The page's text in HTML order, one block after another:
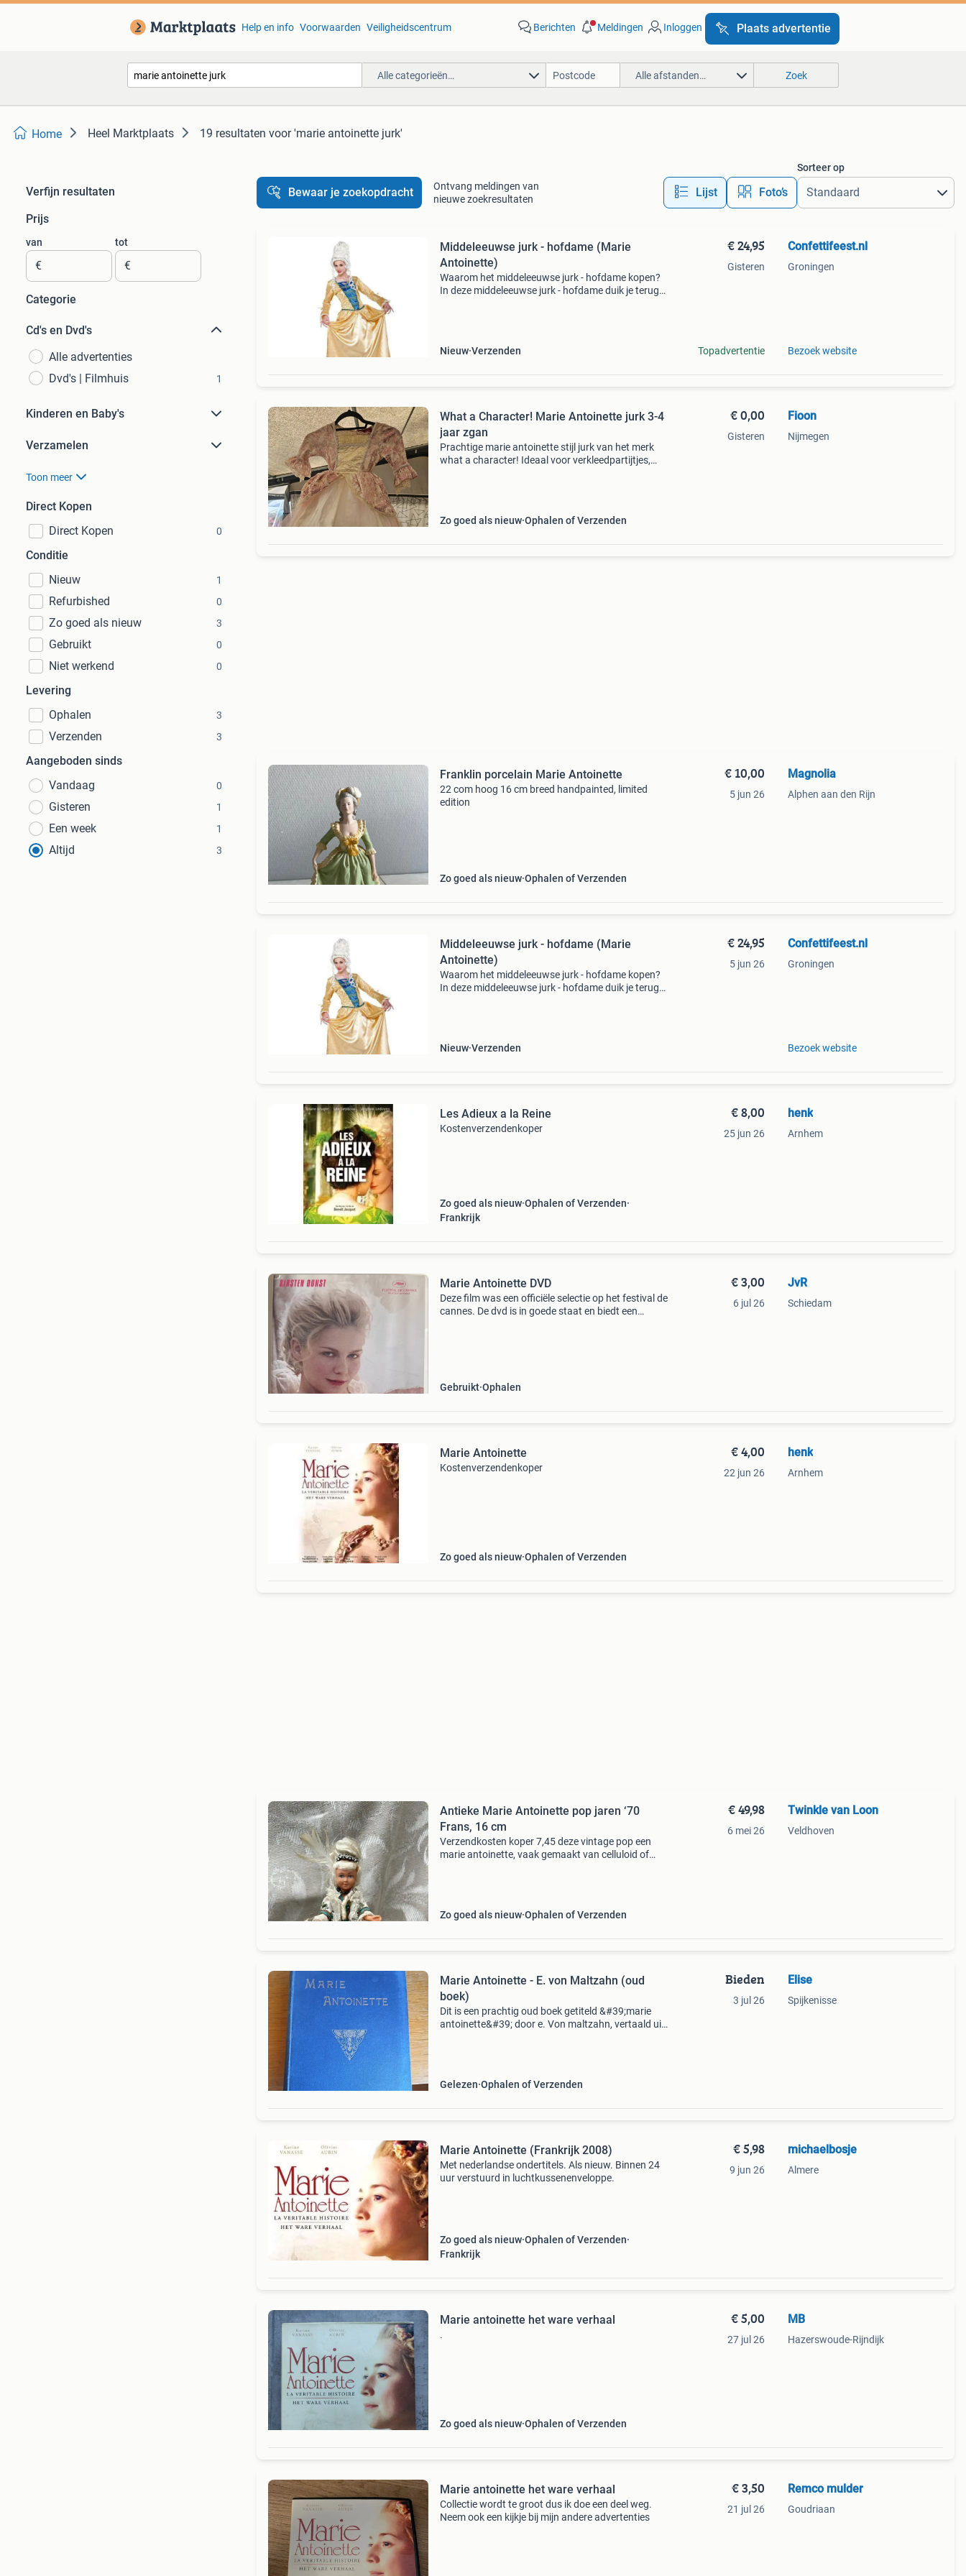
Help en info Voorwaarden Veiligheidscentrum Berichten Meldingen Inloggen Plaats advertentie
Alle categorieën… Alle afstanden… Zoek
Home Heel Marktplaats 19 resultaten voor 'marie antoinette jurk'
Verfijn resultaten
Prijs
van
€
tot
€
Categorie
Cd's en Dvd's
Alle advertenties
Dvd's | Filmhuis
1
Kinderen en Baby's
Verzamelen
Toon meer
Direct Kopen
Direct Kopen
0
Conditie
Nieuw
1
Refurbished 0
Zo goed als nieuw 3
Gebruikt 0
Niet werkend 0
Levering
Ophalen
3
Verzenden 3
Aangeboden sinds
Vandaag
0
Gisteren 1
Een week 1
Altijd 3
Bewaar je zoekopdracht
Ontvang meldingen van
nieuwe zoekresultaten
Lijst Foto’s
Sorteer op
Middeleeuwse jurk - hofdame (Marie
Antoinette)
Waarom het middeleeuwse jurk - hofdame kopen?
In deze middeleeuwse jurk - hofdame duik je terug
Nieuw Verzenden
€ 24,95
Gisteren
Topadvertentie
Confettifeest.nl
Groningen
Bezoek website
What a Character! Marie Antoinette jurk 3-4
jaar zgan
Prachtige marie antoinette stijl jurk van het merk
what a character! Ideaal voor verkleedpartijtjes,
Zo goed als nieuw Ophalen of Verzenden
€ 0,00
Gisteren
Fioon
Nijmegen
Franklin porcelain Marie Antoinette
22 com hoog 16 cm breed handpainted, limited
edition
Zo goed als nieuw Ophalen of Verzenden
€ 10,00
5 jun 26
Magnolia
Alphen aan den Rijn
Middeleeuwse jurk - hofdame (Marie
Antoinette)
Waarom het middeleeuwse jurk - hofdame kopen?
In deze middeleeuwse jurk - hofdame duik je terug
Nieuw Verzenden
€ 24,95
5 jun 26
Confettifeest.nl
Groningen
Bezoek website
Les Adieux a la Reine
Kostenverzendenkoper
Zo goed als nieuw Ophalen of Verzenden
Frankrijk
€ 8,00
25 jun 26
henk
Arnhem
Marie Antoinette DVD
Deze film was een officiële selectie op het festival de
cannes. De dvd is in goede staat en biedt een
Gebruikt Ophalen
€ 3,00
6 jul 26
JvR
Schiedam
Marie Antoinette
Kostenverzendenkoper
Zo goed als nieuw Ophalen of Verzenden
€ 4,00
22 jun 26
henk
Arnhem
Antieke Marie Antoinette pop jaren ‘70
Frans, 16 cm
Verzendkosten koper 7,45 deze vintage pop een
marie antoinette, vaak gemaakt van celluloid of
Zo goed als nieuw Ophalen of Verzenden
€ 49,98
6 mei 26
Twinkle van Loon
Veldhoven
Marie Antoinette - E. von Maltzahn (oud
boek)
Dit is een prachtig oud boek getiteld &#39;marie
antoinette&#39; door e. Von maltzahn, vertaald uit
Gelezen Ophalen of Verzenden
Bieden
3 jul 26
Elise
Spijkenisse
Marie Antoinette (Frankrijk 2008)
Met nederlandse ondertitels. Als nieuw. Binnen 24
uur verstuurd in luchtkussenenveloppe.
Zo goed als nieuw Ophalen of Verzenden
Frankrijk
€ 5,98
9 jun 26
michaelbosje
Almere
Marie antoinette het ware verhaal
.
Zo goed als nieuw Ophalen of Verzenden
€ 5,00
27 jul 26
MB
Hazerswoude-Rijndijk
Marie antoinette het ware verhaal
Collectie wordt te groot dus ik doe een deel weg.
Neem ook een kijkje bij mijn andere advertenties
€ 3,50
21 jul 26
Remco mulder
Goudriaan